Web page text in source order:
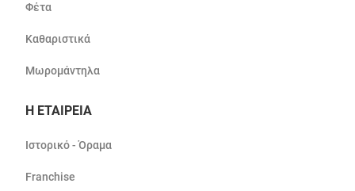
Φέτα
Καθαριστικά
Μωρομάντηλα
Η ΕΤΑΙΡΕΙΑ
Ιστορικό - Όραμα
Franchise